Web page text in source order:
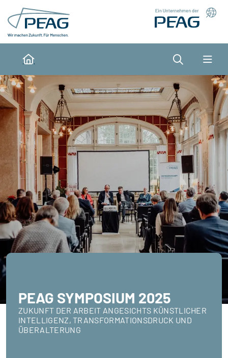
Direkt zu den Inhalten springen
Home
Suche
PEAG SYMPOSIUM 2025
ZUKUNFT DER ARBEIT ANGESICHTS KÜNSTLICHER
INTELLIGENZ, TRANSFORMATIONSDRUCK UND
ÜBERALTERUNG